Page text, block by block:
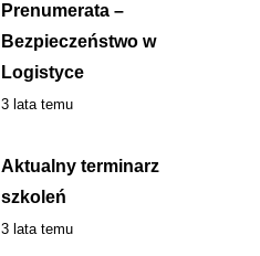
Prenumerata –
Bezpieczeństwo w
Logistyce
3 lata temu
Aktualny terminarz
szkoleń
3 lata temu